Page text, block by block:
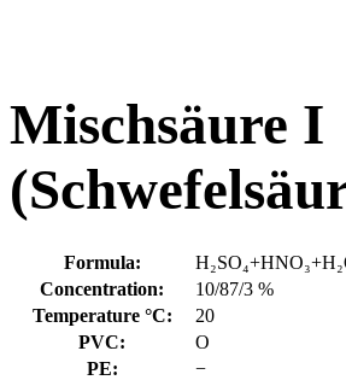
Mischsäure I
Formula:
Concentration:
10/87/3 %
Temperature °C:
20
PVC:
O
PE:
−